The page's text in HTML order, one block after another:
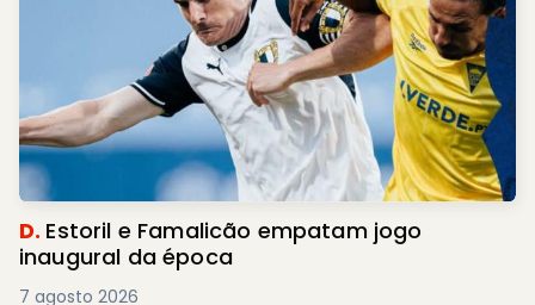
D. Estoril e Famalicão empatam jogo
inaugural da época
7 agosto 2026